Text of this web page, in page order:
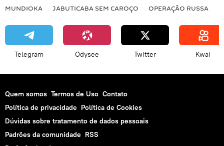
MUNDIOKA JABUTICABA SEM CAROÇO OPERAÇÃO RUSSA
Telegram Odysee Twitter Kwai
Quem somos Termos de Uso Contato
Política de privacidade Política de Cookies
Dúvidas sobre tratamento de dados pessoais
Padrões da comunidade RSS